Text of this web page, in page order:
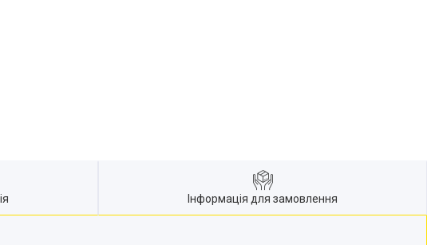
Інформація для замовлення